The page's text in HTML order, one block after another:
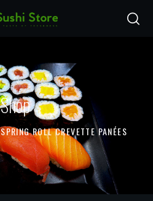
Shop
SPRING ROLL CREVETTE PANÉES